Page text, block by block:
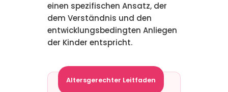
einen spezifischen Ansatz, der
dem Verständnis und den
entwicklungsbedingten Anliegen
der Kinder entspricht.
Altersgerechter Leitfaden